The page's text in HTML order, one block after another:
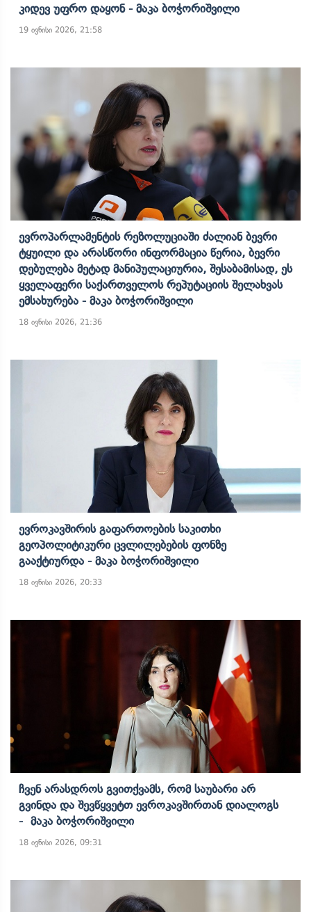
Კიდევ Უფრო Დაყონ - Მაკა Ბოჭორიშვილი
19 ივნისი 2026, 21:58
Ევროპარლამენტის Რეზოლუციაში Ძალიან Ბევრი
Ტყუილი Და Არასწორი Ინფორმაცია Წერია, Ბევრი
Დებულება Მეტად Მანიპულაციურია, Შესაბამისად, Ეს
Ყველაფერი Საქართველოს Რეპუტაციის Შელახვას
Ემსახურება - Მაკა Ბოჭორიშვილი
18 ივნისი 2026, 21:36
Ევროკავშირის Გაფართოების Საკითხი
Გეოპოლიტიკური Ცვლილებების Ფონზე
Გააქტიურდა - Მაკა Ბოჭორიშვილი
18 ივნისი 2026, 20:33
Ჩვენ Არასდროს Გვითქვამს, Რომ Საუბარი Არ
Გვინდა Და Შევწყვეტთ Ევროკავშირთან Დიალოგს
- Მაკა Ბოჭორიშვილი
18 ივნისი 2026, 09:31